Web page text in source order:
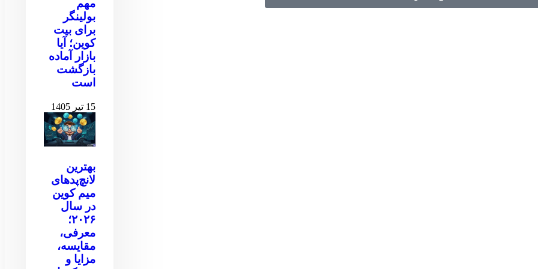
مهم
بولینگر
برای بیت
کوین‌‌؛ آیا
بازار آماده
بازگشت
است
15 تیر 1405
بهترین
لانچ‌پدهای
میم کوین
در سال
۲۰۲۶؛
معرفی،
مقایسه،
مزایا و